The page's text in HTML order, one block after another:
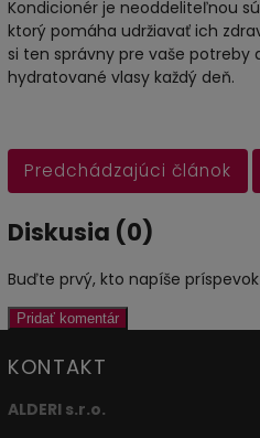
Kondicionér je neoddeliteľnou
ktorý pomáha udržiavať ich
si ten správny pre vaše potreby
hydratované vlasy každý deň.
Predchádzajúci článok
Diskusia (0)
Buďte prvý, kto napíše
Pridať komentár
KONTAKT
ALDERI s.r.o.